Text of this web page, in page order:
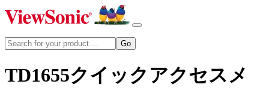
TD1655クイックアクセスメ